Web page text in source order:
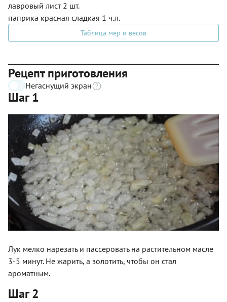
лавровый лист 2 шт.
паприка красная сладкая 1 ч.л.
Таблица мер и весов
Рецепт приготовления
Негаснущий экран
Шаг 1
Лук мелко нарезать и пассеровать на растительном масле
3-5 минут. Не жарить, а золотить, чтобы он стал
ароматным.
Шаг 2